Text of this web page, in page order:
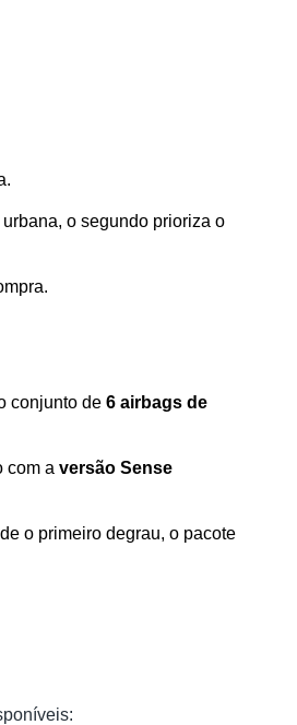
o segundo prioriza o
conjunto de 6 airbags de
com a versão Sense
o primeiro degrau, o pacote